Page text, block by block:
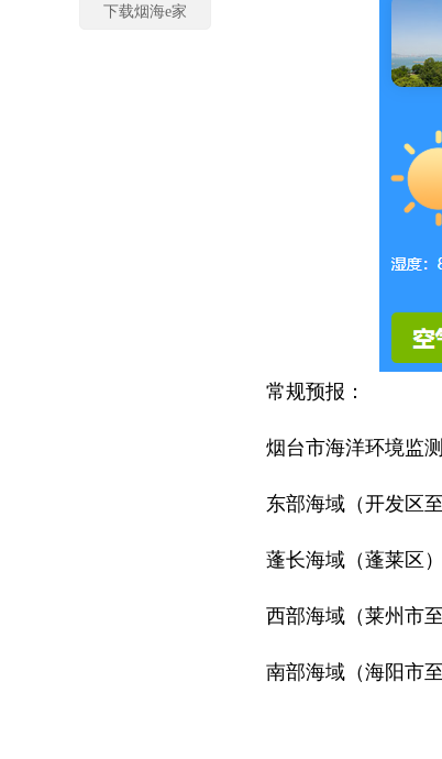
常规预报：
烟台市海洋环境监
东部海域（开发区
蓬长海域（蓬莱区
西部海域（莱州市
南部海域（海阳市
下载烟海e家